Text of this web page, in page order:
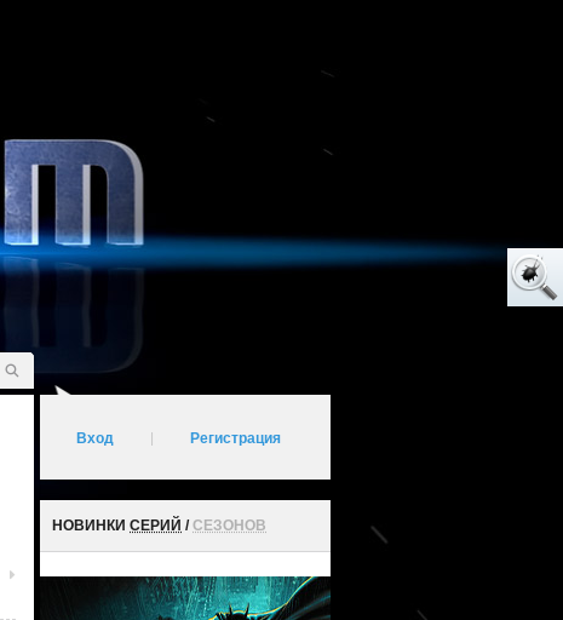
Вход Регистрация
НОВИНКИ СЕРИЙ /СЕЗОНОВ